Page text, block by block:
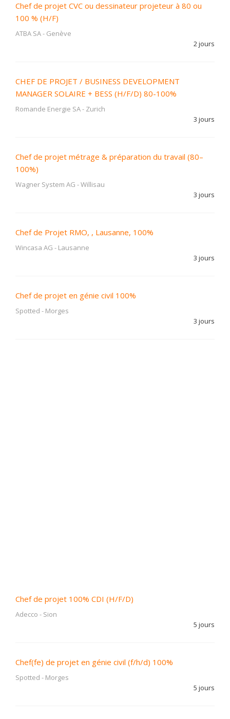
Chef de projet CVC ou dessinateur projeteur à 80 ou
100 % (H/F)
ATBA SA- Genève
2 jours
CHEF DE PROJET / BUSINESS DEVELOPMENT
MANAGER SOLAIRE + BESS (H/F/D) 80-100%
Romande Energie SA- Zurich
3 jours
Chef de projet métrage & préparation du travail (80–
100%)
Wagner System AG -Willisau
3 jours
Chef de Projet RMO, , Lausanne, 100%
Wincasa AG - Lausanne
3 jours
Chef de projet en génie civil 100%
Spotted - Morges
3 jours
Chef de projet 100% CDI (H/F/D)
Adecco - Sion
5 jours
Chef(fe) de projet en génie civil (f/h/d) 100%
Spotted - Morges
5 jours